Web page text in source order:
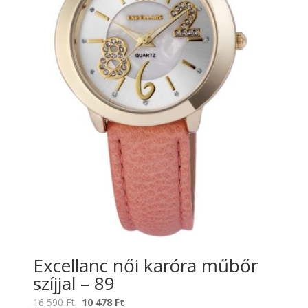
Excellanc női karóra műbőr
szíjjal – 89
16 590Ft Original
10 478 Ft